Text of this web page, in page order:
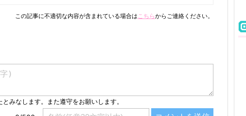
この記事に不適切な内容が含まれている場合はこちらからご連絡ください。